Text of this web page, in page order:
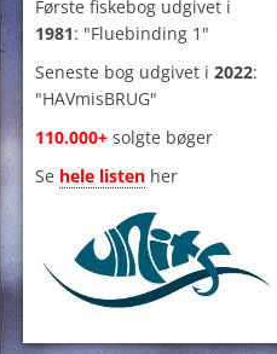
Første fiskebog udgivet i
1981: "Fluebinding 1"
Seneste bog udgivet i 2022:
"HAVmisBRUG"
110.000+ solgte bøger
Se hele listen her